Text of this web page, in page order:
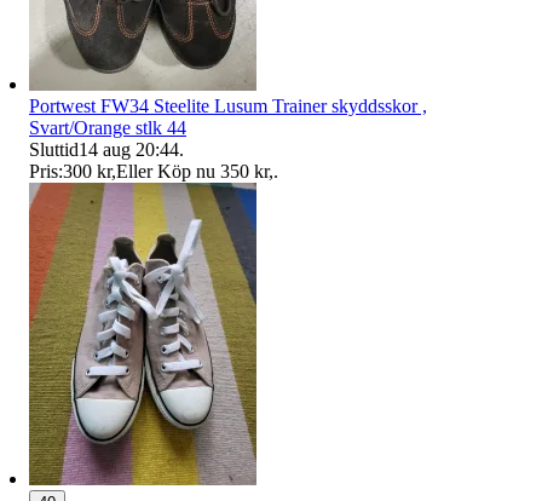
Portwest FW34 Steelite Lusum Trainer skyddsskor ,
Svart/Orange stlk 44
Sluttid14 aug 20:44.
Pris:300 kr,Eller Köp nu 350 kr,.